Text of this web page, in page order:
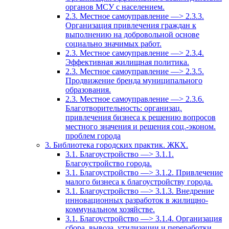
органов МСУ с населением.
2.3. Местное самоуправление —> 2.3.3.
Организация привлечения граждан к
выполнению на добровольной основе
социально значимых работ.
2.3. Местное самоуправление —> 2.3.4.
Эффективная жилищная политика.
2.3. Местное самоуправление —> 2.3.5.
Продвижение бренда муниципального
образования.
2.3. Местное самоуправление —> 2.3.6.
Благотворительность: организац.
привлечения бизнеса к решению вопросов
местного значения и решения соц.-эконом.
проблем города
3. Библиотека городских практик. ЖКХ.
3.1. Благоустройство —> 3.1.1.
Благоустройство города.
3.1. Благоустройство —> 3.1.2. Привлечение
малого бизнеса к благоустройству города.
3.1. Благоустройство —> 3.1.3. Внедрение
инновационных разработок в жилищно-
коммунальном хозяйстве.
3.1. Благоустройство —> 3.1.4. Организация